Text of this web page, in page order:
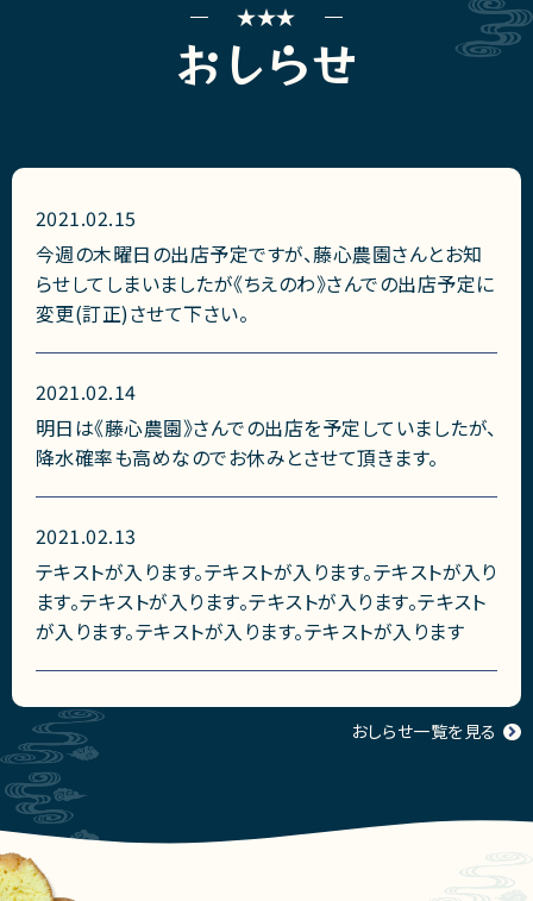
おしらせ
2021.02.15
今週の木曜日の出店予定ですが、藤心農園さんとお知
らせしてしまいましたが《ちえのわ》さんでの出店予定に
変更(訂正)させて下さい。
2021.02.14
明日は《藤心農園》さんでの出店を予定していましたが、
降水確率も高めなのでお休みとさせて頂きます。
2021.02.13
テキストが入ります。テキストが入ります。テキストが入り
ます。テキストが入ります。テキストが入ります。テキスト
が入ります。テキストが入ります。テキストが入ります
おしらせ一覧を見る